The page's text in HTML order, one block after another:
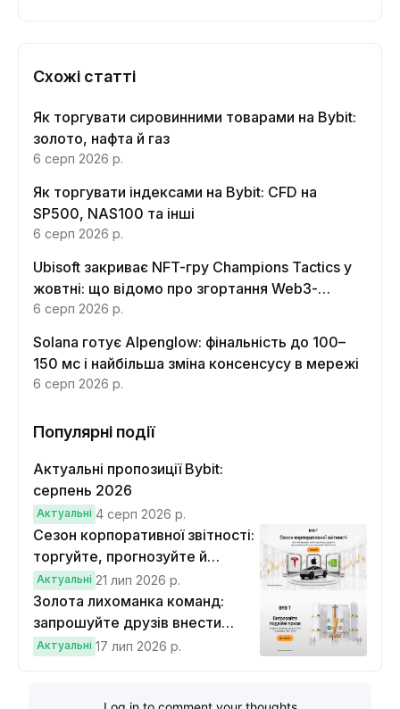
Схожі статті
Як торгувати сировинними товарами на Bybit:
золото, нафта й газ
6 серп 2026 р.
Як торгувати індексами на Bybit: CFD на
SP500, NAS100 та інші
6 серп 2026 р.
Ubisoft закриває NFT-гру Champions Tactics у
жовтні: що відомо про згортання Web3-
функцій
6 серп 2026 р.
Solana готує Alpenglow: фінальність до 100–
150 мс і найбільша зміна консенсусу в мережі
6 серп 2026 р.
Популярні події
Актуальні пропозиції Bybit:
серпень 2026
Актуальні 4 серп 2026 р.
Сезон корпоративної звітності:
торгуйте, прогнозуйте й
вигравайте Cybertruck
Актуальні 21 лип 2026 р.
Золота лихоманка команд:
запрошуйте друзів внести
депозит на $100 і торгувати на
Актуальні 17 лип 2026 р.